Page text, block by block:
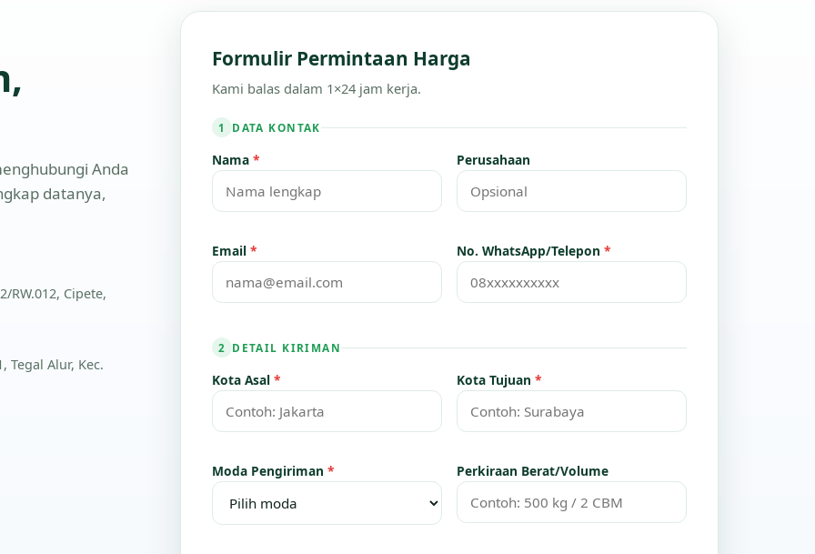
Anda
datanya,
RW.012, Cipete,
Tegal Alur, Kec.
Formulir Permintaan Harga
Kami balas dalam 1×24 jam kerja.
1 DATA KONTAK
Nama* Perusahaan
Email* No. WhatsApp/Telepon*
2 DETAIL KIRIMAN
Kota Asal* Kota Tujuan*
Moda Pengiriman* Perkiraan Berat/Volume